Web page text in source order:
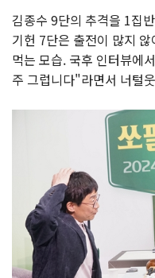
김종수 9단의 추격을 1집
기헌 7단은 출전이 많지
먹는 모습. 국후 인터뷰에
주 그럽니다"라면서 너털